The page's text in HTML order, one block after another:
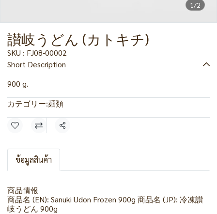
1/2
讃岐うどん (カトキチ)
SKU : FJ08-00002
Short Description
900 g.
カテゴリー:麺類
共有
ข้อมูลสินค้า
商品情報
商品名 (EN): Sanuki Udon Frozen 900g 商品名 (JP): 冷凍讃
岐うどん 900g